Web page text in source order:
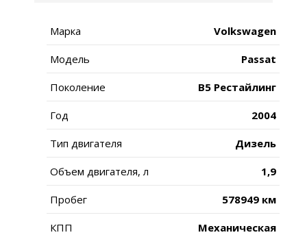
Марка Volkswagen
Модель Passat
Поколение B5 Рестайлинг
Год 2004
Тип двигателя Дизель
Объем двигателя, л 1,9
Пробег 578949 км
КПП Механическая